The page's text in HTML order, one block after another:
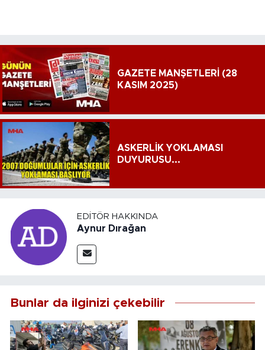
GAZETE MANŞETLERİ (28
KASIM 2025)
ASKERLİK YOKLAMASI
DUYURUSU...
EDITÖR HAKKINDA
Aynur Dırağan
Bunlar da ilginizi çekebilir